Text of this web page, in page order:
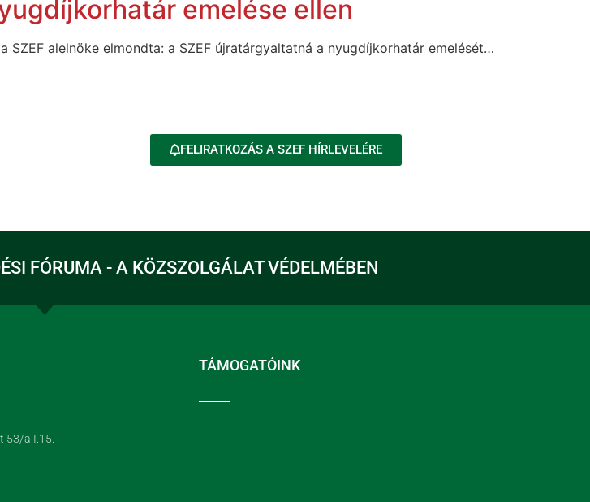
emelése ellen
SZEF alelnöke elmondta: a SZEF újratárgyaltatná a nyugdíjkorhatár emelését…
FELIRATKOZÁS A SZEF HÍRLEVELÉRE
FÓRUMA - A KÖZSZOLGÁLAT VÉDELMÉBEN
53/a I.15.
TÁMOGATÓINK